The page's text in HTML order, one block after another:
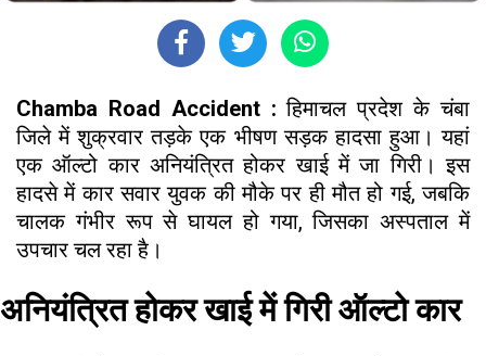
Chamba Road Accident :हिमाचल प्रदेश के चंबा
जिले में शुक्रवार तड़के एक भीषण सड़क हादसा हुआ। यहां
एक ऑल्टो कार अनियंत्रित होकर खाई में जा गिरी। इस
हादसे में कार सवार युवक की मौके पर ही मौत हो गई, जबकि
चालक गंभीर रूप से घायल हो गया, जिसका अस्पताल में
उपचार चल रहा है।
अनियंत्रित होकर खाई में गिरी ऑल्टो कार